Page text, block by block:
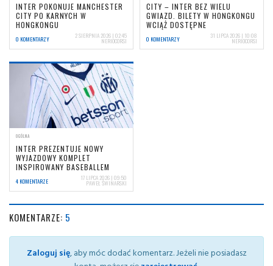
INTER POKONUJE MANCHESTER
CITY PO KARNYCH W
HONGKONGU
0 KOMENTARZY 2 SIERPNIA 2026 | 02:45
NERIOCORSI
CITY – INTER BEZ WIELU
GWIAZD. BILETY W HONGKONGU
WCIĄŻ DOSTĘPNE
0 KOMENTARZY 31 LIPCA 2026 | 10:08
NERIOCORSI
OGÓLNA
INTER PREZENTUJE NOWY
WYJAZDOWY KOMPLET
INSPIROWANY BASEBALLEM
4 KOMENTARZE 17 LIPCA 2026 | 09:50
PAWEŁ ŚWINARSKI
KOMENTARZE: 5
Zaloguj się, aby móc dodać komentarz. Jeżeli nie posiadasz